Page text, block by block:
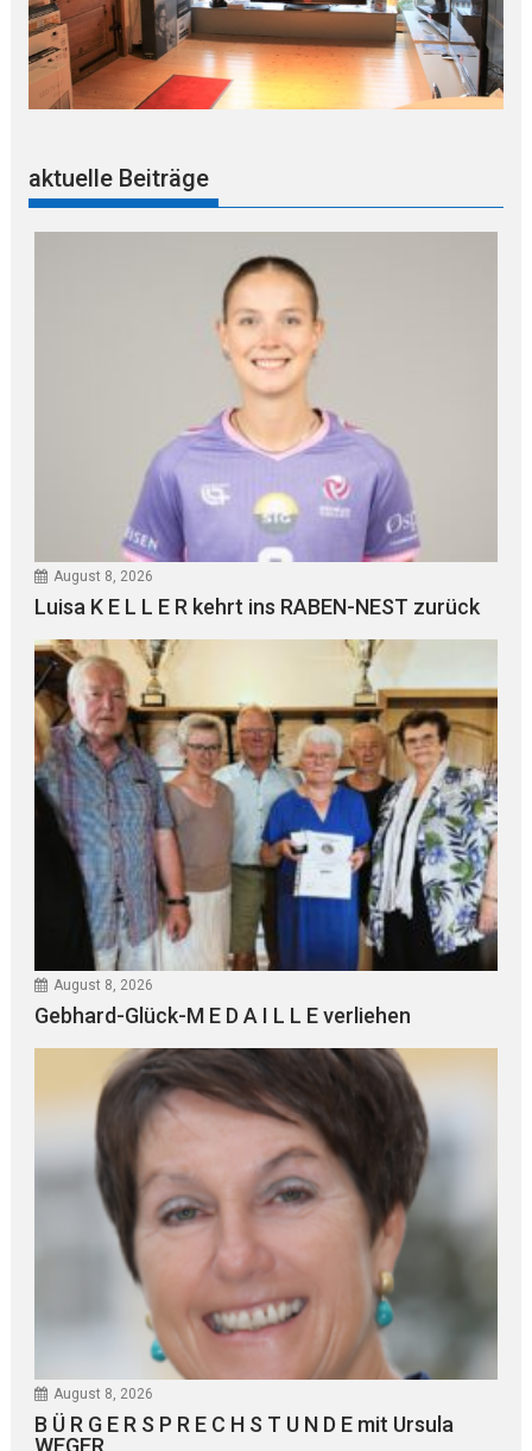
aktuelle Beiträge
August 8, 2026
Luisa K E L L E R kehrt ins RABEN-NEST zurück
August 8, 2026
Gebhard-Glück-M E D A I L L E verliehen
August 8, 2026
B Ü R G E R S P R E C H S T U N D E mit Ursula
WEGER